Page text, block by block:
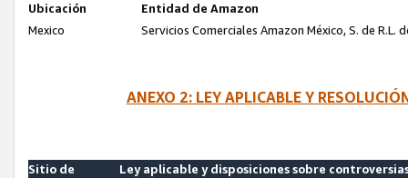
Ubicación
Entidad de Amazon
Mexico
Servicios Comerciales Amazon México, S. de R.L.
ANEXO 2: LEY APLICABLE Y
Sitio de
Ley aplicable y disposiciones sobre